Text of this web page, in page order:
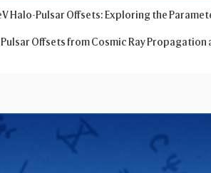
Halo-Pulsar Offsets: Exploring the
Offsets from Cosmic Ray Propagation